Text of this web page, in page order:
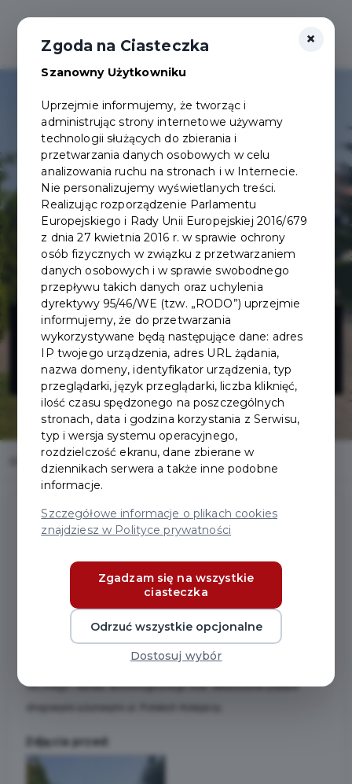
Przebudowa ul.
Reymonta
Przebudowa ul. Reymonta
Zakres prac:
Przebudowa ul. Reymonta w zakresie rozebrania istniejącej
nawierzchni z płyt drogowych, wykonanie nowej konstrukcji jezdni,
budowa chodnika, budowa kanalizacji deszczowej, oświetlenia
ulicznego i kanału technologicznego oraz utwardzenie płytami
Zdjęcia przed:
×
Zgoda na Ciasteczka
Szanowny Użytkowniku
Uprzejmie informujemy, że tworząc i
administrując strony internetowe używamy
technologii służących do zbierania i
przetwarzania danych osobowych w celu
analizowania ruchu na stronach i w Internecie.
Nie personalizujemy wyświetlanych treści.
Realizując rozporządzenie Parlamentu
Europejskiego i Rady Unii Europejskiej 2016/679
z dnia 27 kwietnia 2016 r. w sprawie ochrony
osób fizycznych w związku z przetwarzaniem
danych osobowych i w sprawie swobodnego
przepływu takich danych oraz uchylenia
dyrektywy 95/46/WE (tzw. „RODO”) uprzejmie
informujemy, że do przetwarzania
wykorzystywane będą następujące dane: adres
IP twojego urządzenia, adres URL żądania,
nazwa domeny, identyfikator urządzenia, typ
przeglądarki, język przeglądarki, liczba kliknięć,
ilość czasu spędzonego na poszczególnych
stronach, data i godzina korzystania z Serwisu,
typ i wersja systemu operacyjnego,
rozdzielczość ekranu, dane zbierane w
dziennikach serwera a także inne podobne
informacje.
Szczegółowe informacje o plikach cookies
znajdziesz w Polityce prywatności
Zgadzam się na wszystkie
ciasteczka
Odrzuć wszystkie opcjonalne
Dostosuj wybór